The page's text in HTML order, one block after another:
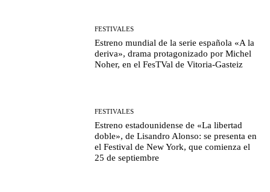
FESTIVALES
Estreno mundial de la serie española «A la
deriva», drama protagonizado por Michel
Noher, en el FesTVal de Vitoria-Gasteiz
FESTIVALES
Estreno estadounidense de «La libertad
doble», de Lisandro Alonso: se presenta en
el Festival de New York, que comienza el
25 de septiembre